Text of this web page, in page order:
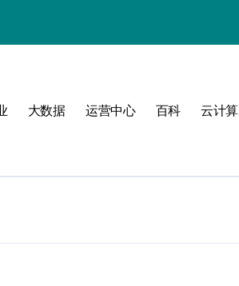
大数据 运营中心 百科 云计算